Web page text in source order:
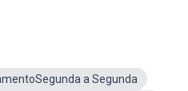
a Segunda